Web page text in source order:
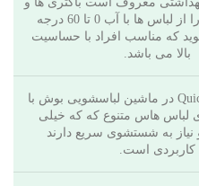
ذرات آلرژی زا را از لباس ها با آب 0 تا 60 درجه
که مناسب افراد با حساسیت
بالا می باشد.
برنامه Quick/Mixture در ماشین لباسشویی بوش با
لباس هاس متنوع که که خیلی
نیاز به شستشوی سریع دارند
کاربردی است.